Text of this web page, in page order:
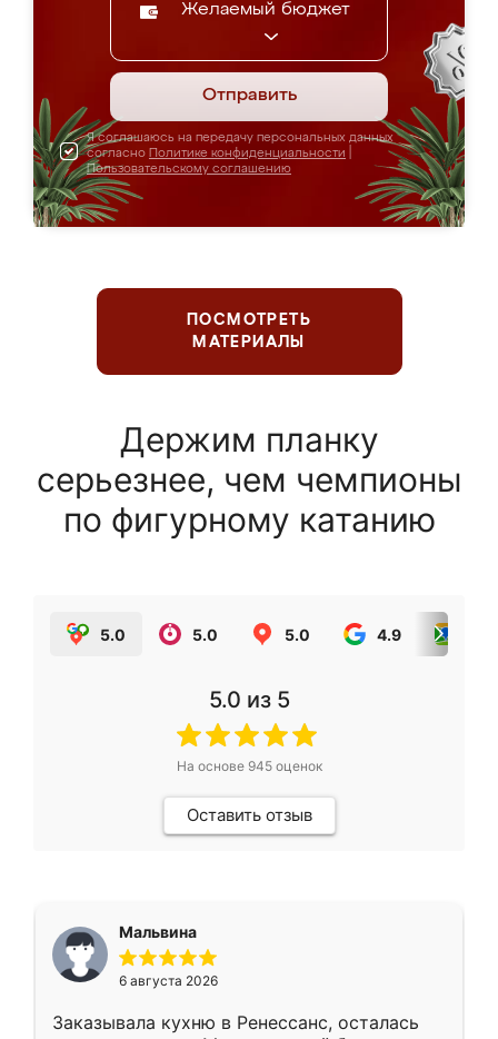
Желаемый бюджет
Отправить
Я соглашаюсь на передачу персональных данных
согласно Политике конфиденциальности
Пользовательскому соглашению
ПОСМОТРЕТЬ
МАТЕРИАЛЫ
Держим планку
серьезнее, чем чемпионы
по фигурному катанию
5.0 5.0 5.0 4.9
5.0 из 5
На основе 945оценок
Оставить отзыв
Мальвина
6 августа 2026
Заказывала кухню в Ренессанс, осталась